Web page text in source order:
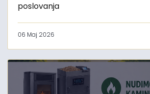
poslovanja
06 Maj 2026